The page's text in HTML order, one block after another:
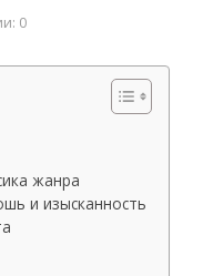
0
жанра
и изысканность